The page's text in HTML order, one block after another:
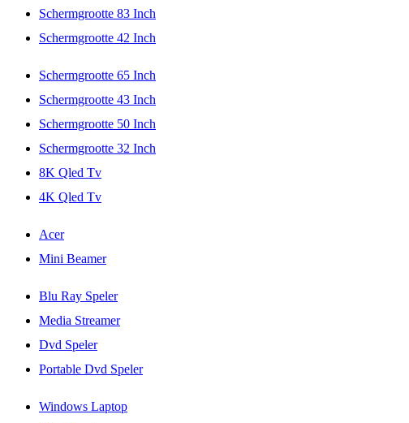
Schermgrootte 83 Inch
Schermgrootte 42 Inch
Schermgrootte 65 Inch
Schermgrootte 43 Inch
Schermgrootte 50 Inch
Schermgrootte 32 Inch
8K Qled Tv
4K Qled Tv
Acer
Mini Beamer
Blu Ray Speler
Media Streamer
Dvd Speler
Portable Dvd Speler
Windows Laptop